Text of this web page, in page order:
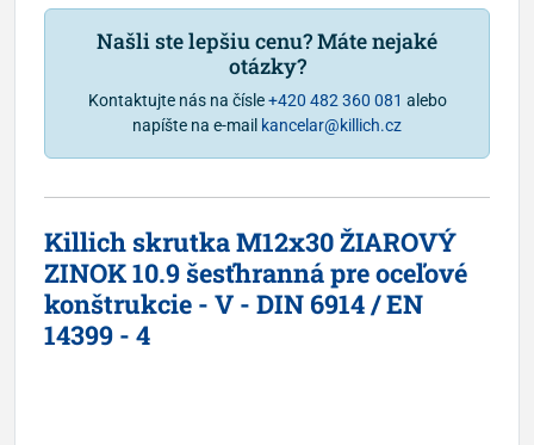
Našli ste lepšiu cenu? Máte nejaké
otázky?
Kontaktujte nás na čísle+420 482 360 081 alebo
napíšte na e-mail kancelar@killich.cz
Killich skrutka M12x30 ŽIAROVÝ
ZINOK 10.9 šesťhranná pre oceľové
konštrukcie - V - DIN 6914 / EN
14399 - 4